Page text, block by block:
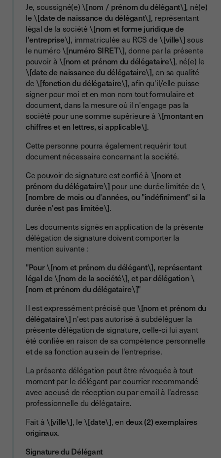
Je, soussigné(e) \[nom / prénom du délégant\], né(e)
le \[date de naissance du délégant\], représentant
légal de la société \[nom et forme juridique de
l'entreprise\], immatriculée au RCS de \[ville\] sous
le numéro\[numéro SIRET\], donne par la présente
pouvoir à \[nom et prénom du délégataire\], né(e) le
\[date de naissance du délégataire\], en sa qualité
de \[fonction du délégataire\], afin qu'il/elle puisse
signer pour moi et en mon nom tout formulaire et
document, dans la mesure où il n'engage pas la
société pour une somme supérieure à \[montant en
chiffres et en lettres, si applicable\].
Cette personne pourra également requérir tout
document nécessaire concernant la société.
Ce pouvoir de signature est confié à \[nom et
prénom du délégataire\] pour une durée limitée de \
[nombre de mois ou d'années, ou "indéfiniment" si la
durée n'est pas limitée\].
Les documents signés en application de la présente
délégation de signature doivent comporter la
mention suivante :
"Pour \[nom et prénom du délégant\], représentant
légal de \[nom de la société\], et par délégation \
[nom et prénom du délégataire\]"
Il est expressément précisé que \[nom et prénom du
délégataire\] n'est pas autorisé à subdéléguer la
présente délégation de signature, celle-ci lui ayant
été confiée en raison de sa compétence personnelle
et de sa fonction au sein de l'entreprise.
La présente délégation peut être révoquée à tout
moment par le délégant par courrier recommandé
avec accusé de réception ou par email à l'adresse
professionnelle du délégataire.
Fait à \[ville\], le \[date\], en deux (2) exemplaires
originaux.
Signature du Délégant